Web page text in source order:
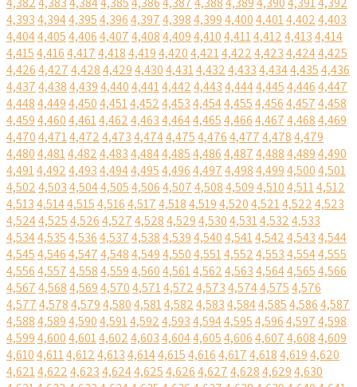
4,3934,3944,3954,3964,3974,3984,3994,4004,4014,4024,403
4,4044,4054,4064,4074,4084,4094,4104,4114,4124,4134,414
4,4154,4164,4174,4184,4194,4204,4214,4224,4234,4244,425
4,4264,4274,4284,4294,4304,4314,4324,4334,4344,4354,436
4,4374,4384,4394,4404,4414,4424,4434,4444,4454,4464,447
4,4484,4494,4504,4514,4524,4534,4544,4554,4564,4574,458
4,4594,4604,4614,4624,4634,4644,4654,4664,4674,4684,469
4,4704,4714,4724,4734,4744,4754,4764,4774,4784,479
4,4804,4814,4824,4834,4844,4854,4864,4874,4884,4894,490
4,4914,4924,4934,4944,4954,4964,4974,4984,4994,5004,501
4,5024,5034,5044,5054,5064,5074,5084,5094,5104,5114,512
4,5134,5144,5154,5164,5174,5184,5194,5204,5214,5224,523
4,5244,5254,5264,5274,5284,5294,5304,5314,5324,533
4,5344,5354,5364,5374,5384,5394,5404,5414,5424,5434,544
4,5454,5464,5474,5484,5494,5504,5514,5524,5534,5544,555
4,5564,5574,5584,5594,5604,5614,5624,5634,5644,5654,566
4,5674,5684,5694,5704,5714,5724,5734,5744,5754,576
4,5774,5784,5794,5804,5814,5824,5834,5844,5854,5864,587
4,5884,5894,5904,5914,5924,5934,5944,5954,5964,5974,598
4,5994,6004,6014,6024,6034,6044,6054,6064,6074,6084,609
4,6104,6114,6124,6134,6144,6154,6164,6174,6184,6194,620
4,6214,6224,6234,6244,6254,6264,6274,6284,6294,630